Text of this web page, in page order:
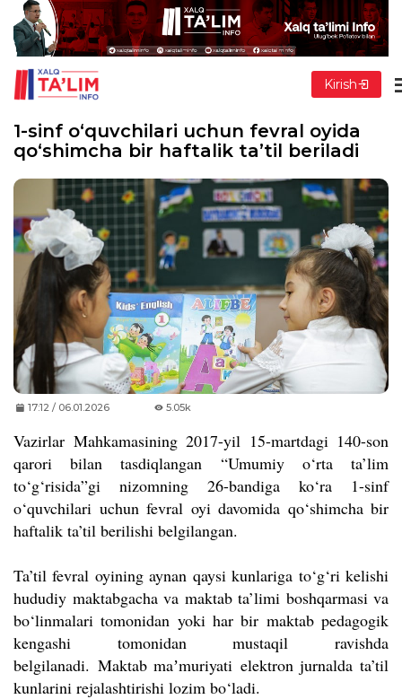
Kirish
1-sinf o‘quvchilari uchun fevral oyida
qo‘shimcha bir haftalik ta’til beriladi
17:12 / 06.01.2026 5.05k
Vazirlar Mahkamasining 2017-yil 15-martdagi 140-son
qarori bilan tasdiqlangan “Umumiy o‘rta ta’lim
to‘g‘risida”gi nizomning 26-bandiga ko‘ra 1-sinf
o‘quvchilari uchun fevral oyi davomida qo‘shimcha bir
haftalik ta’til berilishi belgilangan.
Ta’til fevral oyining aynan qaysi kunlariga to‘g‘ri kelishi
hududiy maktabgacha va maktab ta’limi boshqarmasi va
bo‘linmalari tomonidan yoki har bir maktab pedagogik
kengashi tomonidan mustaqil ravishda
belgilanadi. Maktab maʼmuriyati elektron jurnalda ta’til
kunlarini rejalashtirishi lozim bo‘ladi.